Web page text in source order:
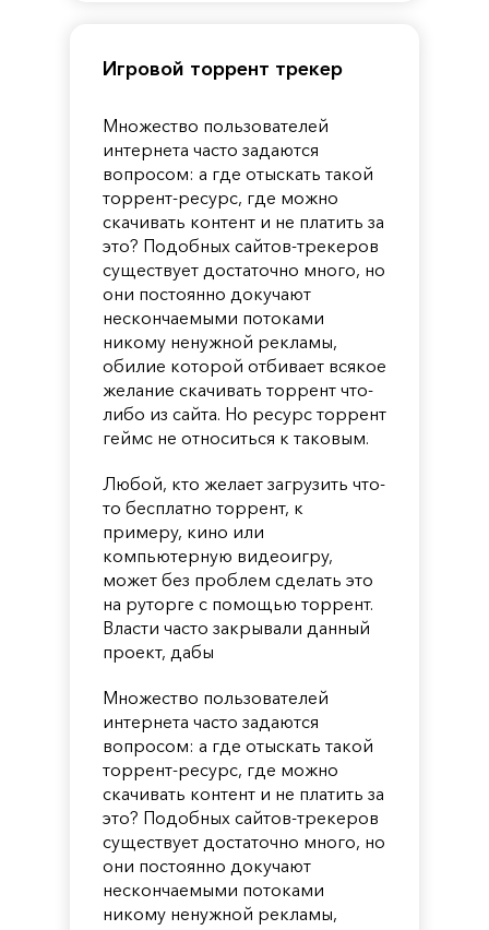
Игровой торрент трекер
Множество пользователей
интернета часто задаются
вопросом: а где отыскать такой
торрент-ресурс, где можно
скачивать контент и не платить за
это? Подобных сайтов-трекеров
существует достаточно много, но
они постоянно докучают
нескончаемыми потоками
никому ненужной рекламы,
обилие которой отбивает всякое
желание скачивать торрент что-
либо из сайта. Но ресурс торрент
геймс не относиться к таковым.
Любой, кто желает загрузить что-
то бесплатно торрент, к
примеру, кино или
компьютерную видеоигру,
может без проблем сделать это
на руторге с помощью торрент.
Власти часто закрывали данный
проект, дабы
Множество пользователей
интернета часто задаются
вопросом: а где отыскать такой
торрент-ресурс, где можно
скачивать контент и не платить за
это? Подобных сайтов-трекеров
существует достаточно много, но
они постоянно докучают
нескончаемыми потоками
никому ненужной рекламы,